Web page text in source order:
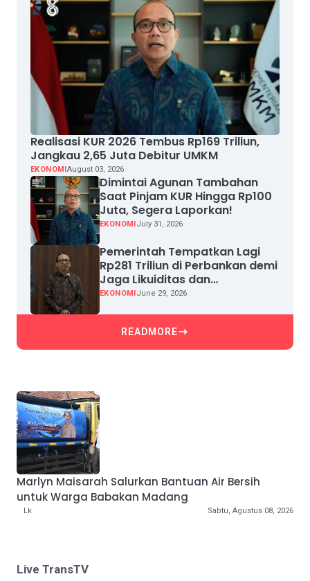
Realisasi KUR 2026 Tembus Rp169 Triliun,
Jangkau 2,65 Juta Debitur UMKM
EKONOMIAugust 03, 2026
Dimintai Agunan Tambahan
Saat Pinjam KUR Hingga Rp100
Juta, Segera Laporkan!
EKONOMIJuly 31, 2026
Pemerintah Tempatkan Lagi
Rp281 Triliun di Perbankan demi
Jaga Likuiditas dan
Pertumbuhan Kredit
EKONOMIJune 29, 2026
READMORE
Marlyn Maisarah Salurkan Bantuan Air Bersih
untuk Warga Babakan Madang
Lk Sabtu, Agustus 08, 2026
Live TransTV